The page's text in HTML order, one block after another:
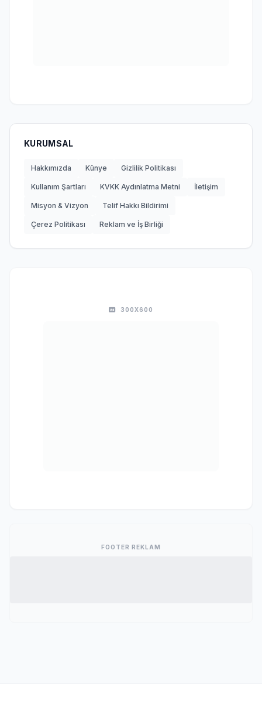
KURUMSAL
Hakkımızda Künye Gizlilik Politikası
Kullanım Şartları KVKK Aydınlatma Metni İletişim
Misyon & Vizyon Telif Hakkı Bildirimi
Çerez Politikası Reklam ve İş Birliği
300X600
FOOTER REKLAM